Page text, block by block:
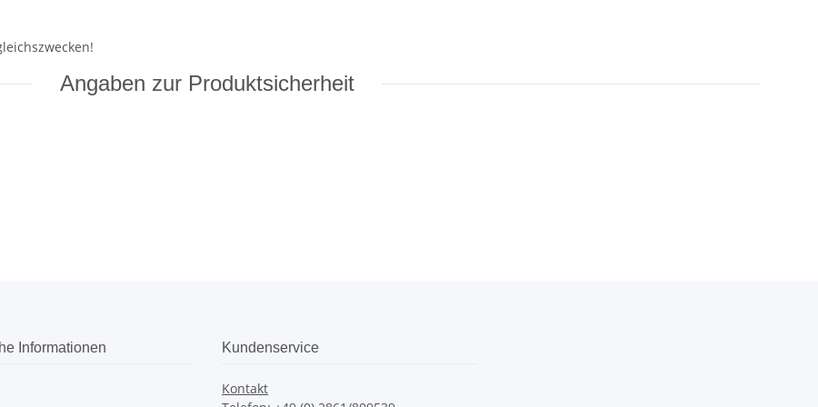
Angaben zur Produktsicherheit
Informationen Kundenservice
Kontakt